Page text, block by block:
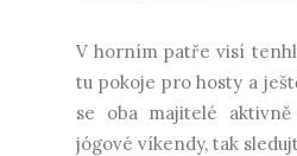
V horním patře visí
tu pokoje pro hosty a
se oba majitelé
jógové víkendy, tak